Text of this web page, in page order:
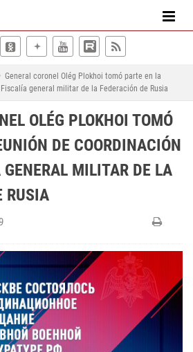
General coronel Olég Plokhoi tomó parte en la
general militar de la Federación de Rusia
OLÉG PLOKHOI TOMÓ
DE COORDINACIÓN
MILITAR DE LA
RUSIA